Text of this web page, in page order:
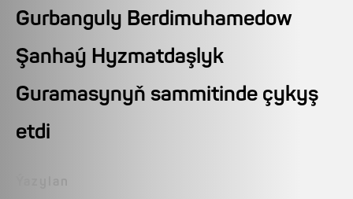
Gurbanguly Berdimuhamedow
Şanhaý Hyzmatdaşlyk
Guramasynyň sammitinde çykyş
etdi